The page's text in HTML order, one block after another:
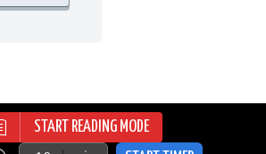
START READING MODE
THEME | ALL
| © 2015